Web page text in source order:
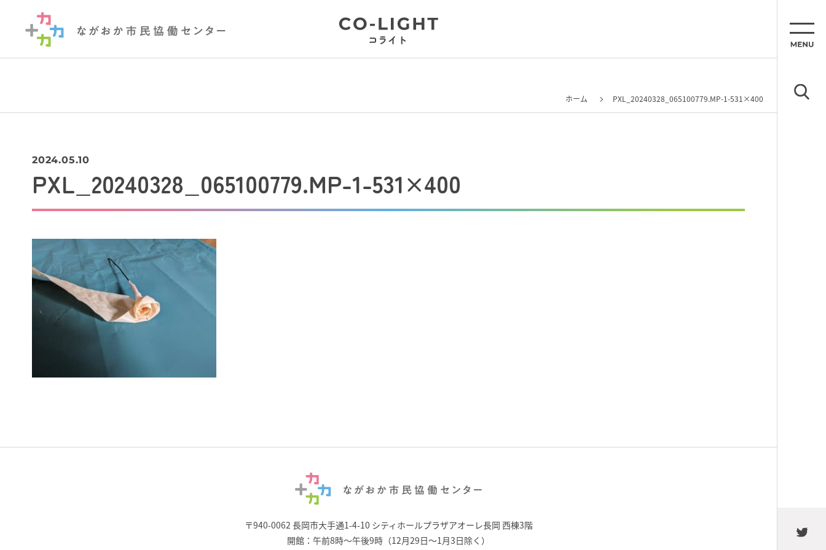
ホーム PXL_20240328_065100779.MP-1-531×400
2024.05.10
PXL_20240328_065100779.MP-1-531×400
〒940-0062 長岡市大手通1-4-10 シティホールプラザアオーレ長岡 西棟3階
開館：午前8時～午後9時（12月29日～1月3日除く）